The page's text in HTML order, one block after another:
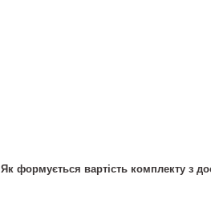
Як формується вартість комплекту з